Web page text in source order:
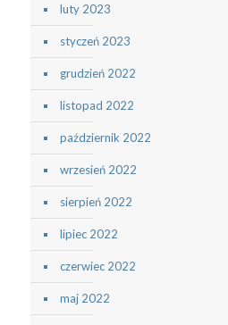
luty 2023
styczeń 2023
grudzień 2022
listopad 2022
październik 2022
wrzesień 2022
sierpień 2022
lipiec 2022
czerwiec 2022
maj 2022